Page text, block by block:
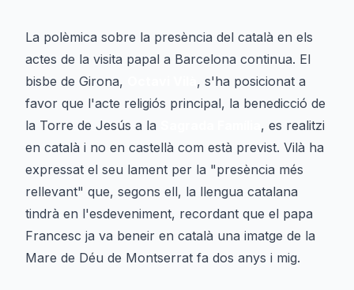
La polèmica sobre la presència del català en els
actes de la visita papal a Barcelona continua. El
bisbe de Girona,
, s'ha posicionat a
favor que l'acte religiós principal, la benedicció de
la Torre de Jesús a la
, es realitzi
en català i no en castellà com està previst. Vilà ha
expressat el seu lament per la "presència més
rellevant" que, segons ell, la llengua catalana
tindrà en l'esdeveniment, recordant que el papa
Francesc ja va beneir en català una imatge de la
Mare de Déu de Montserrat fa dos anys i mig.